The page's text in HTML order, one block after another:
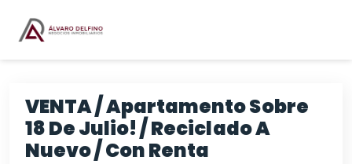
VENTA / Apartamento Sobre
18 De Julio! / Reciclado A
Nuevo / Con Renta